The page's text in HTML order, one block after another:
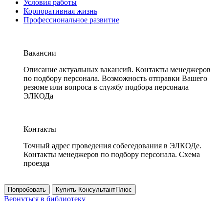
Условия работы
Корпоративная жизнь
Профессиональное развитие
Вакансии
Описание актуальных вакансий. Контакты менеджеров
по подбору персонала. Возможность отправки Вашего
резюме или вопроса в службу подбора персонала
ЭЛКОДа
Контакты
Точный адрес проведения собеседования в ЭЛКОДе.
Контакты менеджеров по подбору персонала. Схема
проезда
Попробовать Купить КонсультантПлюс
Вернуться в библиотеку